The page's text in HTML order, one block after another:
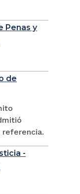
Penas y
de
referencia.
-